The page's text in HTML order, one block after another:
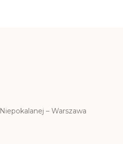
– Warszawa